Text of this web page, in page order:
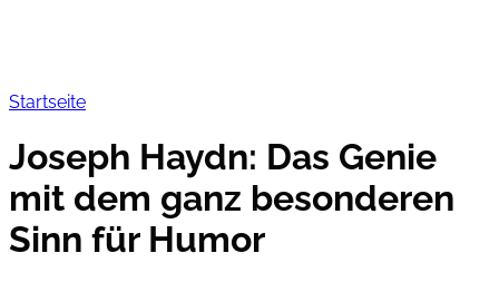
Startseite
Joseph Haydn: Das Genie
mit dem ganz besonderen
Sinn für Humor